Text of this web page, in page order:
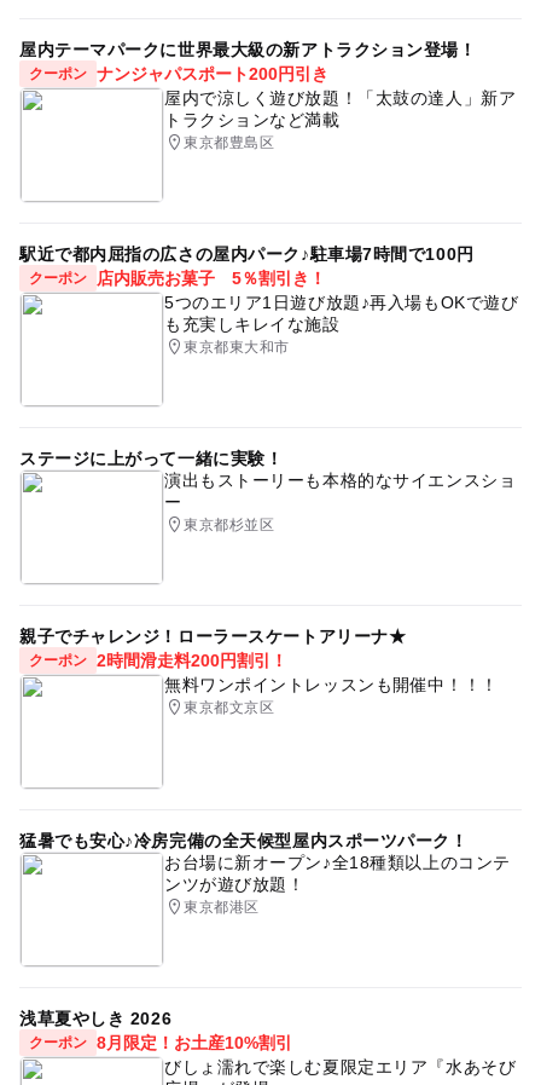
屋内テーマパークに世界最大級の新アトラクション登場！
クーポン ナンジャパスポート200円引き
屋内で涼しく遊び放題！「太鼓の達人」新ア
トラクションなど満載
東京都豊島区
駅近で都内屈指の広さの屋内パーク♪駐車場7時間で100円
クーポン
店内販売お菓子 5％割引き！
5つのエリア1日遊び放題♪再入場もOKで遊び
も充実しキレイな施設
東京都東大和市
ステージに上がって一緒に実験！
演出もストーリーも本格的なサイエンスショ
ー
東京都杉並区
親子でチャレンジ！ローラースケートアリーナ★
クーポン 2時間滑走料200円割引！
無料ワンポイントレッスンも開催中！！！
東京都文京区
猛暑でも安心♪冷房完備の全天候型屋内スポーツパーク！
お台場に新オープン♪全18種類以上のコンテ
ンツが遊び放題！
東京都港区
浅草夏やしき 2026
クーポン 8月限定！お土産10%割引
びしょ濡れで楽しむ夏限定エリア『水あそび